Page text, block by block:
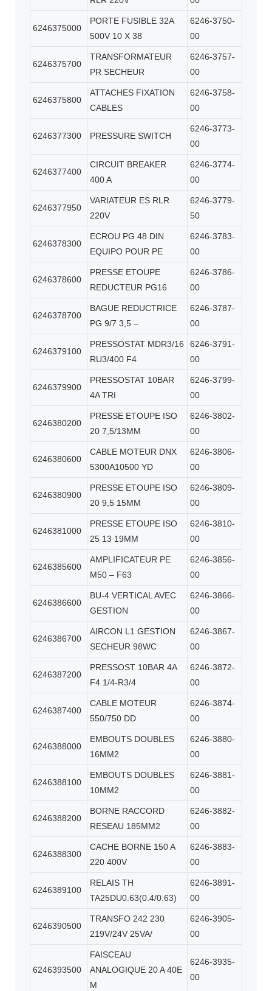
6246375000
PORTE FUSIBLE 32A
500V 10 X 38
6246-3750-
00
6246375700
TRANSFORMATEUR
PR SECHEUR
6246-3757-
00
6246375800
ATTACHES FIXATION
CABLES
6246-3758-
00
6246377300 PRESSURE SWITCH
6246-3773-
00
6246377400
CIRCUIT BREAKER
400 A
6246-3774-
00
6246377950
VARIATEUR ES RLR
220V
6246-3779-
50
6246378300
ECROU PG 48 DIN
EQUIPO POUR PE
6246-3783-
00
6246378600
PRESSE ETOUPE
REDUCTEUR PG16
6246-3786-
00
6246378700
BAGUE REDUCTRICE
PG 9/7 3,5 –
6246-3787-
00
6246379100
PRESSOSTAT MDR3/16
RU3/400 F4
6246-3791-
00
6246379900
PRESSOSTAT 10BAR
4A TRI
6246-3799-
00
6246380200
PRESSE ETOUPE ISO
20 7,5/13MM
6246-3802-
00
6246380600
CABLE MOTEUR DNX
5300A10500 YD
6246-3806-
00
6246380900
PRESSE ETOUPE ISO
20 9,5 15MM
6246-3809-
00
6246381000
PRESSE ETOUPE ISO
25 13 19MM
6246-3810-
00
6246385600
AMPLIFICATEUR PE
M50 – F63
6246-3856-
00
6246386600
BU-4 VERTICAL AVEC
GESTION
6246-3866-
00
6246386700
AIRCON L1 GESTION
SECHEUR 98WC
6246-3867-
00
6246387200
PRESSOST 10BAR 4A
F4 1/4-R3/4
6246-3872-
00
6246387400
CABLE MOTEUR
550/750 DD
6246-3874-
00
6246388000
EMBOUTS DOUBLES
16MM2
6246-3880-
00
6246388100
EMBOUTS DOUBLES
10MM2
6246-3881-
00
6246388200
BORNE RACCORD
RESEAU 185MM2
6246-3882-
00
6246388300
CACHE BORNE 150 A
220 400V
6246-3883-
00
6246389100
RELAIS TH
TA25DU0.63(0.4/0.63)
6246-3891-
00
6246390500
TRANSFO 242 230
219V/24V 25VA/
6246-3905-
00
6246393500
FAISCEAU
ANALOGIQUE 20 A 40E
M
6246-3935-
00